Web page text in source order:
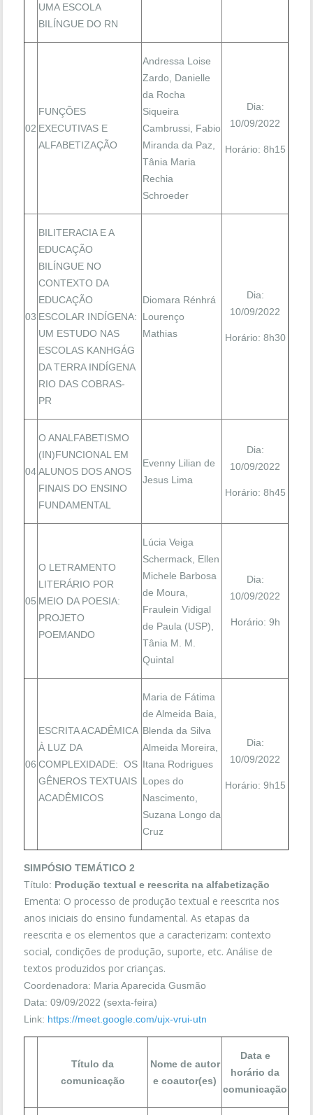
UMA ESCOLA
BILÍNGUE DO RN
02
FUNÇÕES
EXECUTIVAS E
ALFABETIZAÇÃO
Andressa Loise
Zardo, Danielle
da Rocha
Siqueira
Cambrussi, Fabio
Miranda da Paz,
Tânia Maria
Rechia
Schroeder
Dia:
10/09/2022
Horário: 8h15
03
BILITERACIA E A
EDUCAÇÃO
BILÍNGUE NO
CONTEXTO DA
EDUCAÇÃO
ESCOLAR INDÍGENA:
UM ESTUDO NAS
ESCOLAS KANHGÁG
DA TERRA INDÍGENA
RIO DAS COBRAS-
PR
Diomara Rénhrá
Lourenço
Mathias
Dia:
10/09/2022
Horário: 8h30
04
O ANALFABETISMO
(IN)FUNCIONAL EM
ALUNOS DOS ANOS
FINAIS DO ENSINO
FUNDAMENTAL
Evenny Lilian de
Jesus Lima
Dia:
10/09/2022
Horário: 8h45
05
O LETRAMENTO
LITERÁRIO POR
MEIO DA POESIA:
PROJETO
POEMANDO
Lúcia Veiga
Schermack, Ellen
Michele Barbosa
de Moura,
Fraulein Vidigal
de Paula (USP),
Tânia M. M.
Quintal
Dia:
10/09/2022
Horário: 9h
06
ESCRITA ACADÊMICA
À LUZ DA
COMPLEXIDADE: OS
GÊNEROS TEXTUAIS
ACADÊMICOS
Maria de Fátima
de Almeida Baia,
Blenda da Silva
Almeida Moreira,
Itana Rodrigues
Lopes do
Nascimento,
Suzana Longo da
Cruz
Dia:
10/09/2022
Horário: 9h15
SIMPÓSIO TEMÁTICO 2
Título: Produção textual e reescrita na alfabetização
Ementa: O processo de produção textual e reescrita nos
anos iniciais do ensino fundamental. As etapas da
reescrita e os elementos que a caracterizam: contexto
social, condições de produção, suporte, etc. Análise de
textos produzidos por crianças.
Coordenadora: Maria Aparecida Gusmão
Data: 09/09/2022 (sexta-feira)
Link: https://meet.google.com/ujx-vrui-utn
Título da
comunicação
Nome de autor
e coautor(es)
Data e
horário da
comunicação